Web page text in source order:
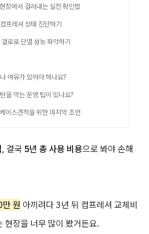
장에서 걸러내는 실전 확인법
프레셔 상태 진단하기
로로 단열 성능 파악하기
여유가 있어야 하나요?
을 막는 운영 팁이 있나요?
이스견적을 위한 마지막 조언
, 결국 5년 총 사용 비용으로 봐야 손해
원 아끼려다 3년 뒤 컴프레셔 교체비
현장을 너무 많이 봤거든요.